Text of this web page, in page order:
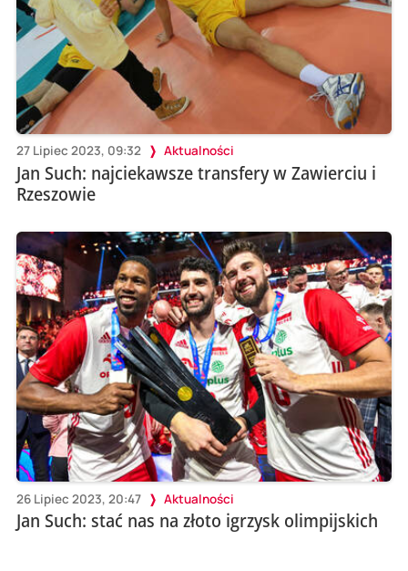
27 Lipiec 2023, 09:32 Aktualności
Jan Such: najciekawsze transfery w Zawierciu i
Rzeszowie
26 Lipiec 2023, 20:47 Aktualności
Jan Such: stać nas na złoto igrzysk olimpijskich